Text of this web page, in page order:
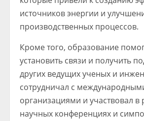
источников энергии и
производственных процессов.
Кроме того, образование
установить связи и получить
других ведущих ученых и
сотрудничал с
организациями и участвовал в
научных конференциях и